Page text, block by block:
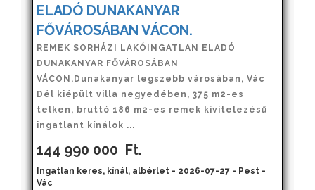
ELADÓ DUNAKANYAR
FŐVÁROSÁBAN VÁCON.
REMEK SORHÁZI LAKÓINGATLAN ELADÓ
DUNAKANYAR FŐVÁROSÁBAN
VÁCON.Dunakanyar legszebb városában, Vác
Dél kiépült villa negyedében, 375 m2-es
telken, bruttó 186 m2-es remek kivitelezésű
ingatlant kínálok ...
144 990 000 Ft.
Ingatlan keres, kínál, albérlet - 2026-07-27 - Pest -
Vác